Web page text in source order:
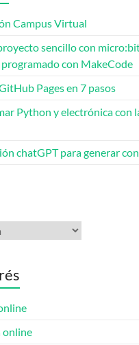
Campus Virtual
sencillo con
con MakeCode
Pages en 7 pasos
Python y electrónica con
chatGPT para generar
online